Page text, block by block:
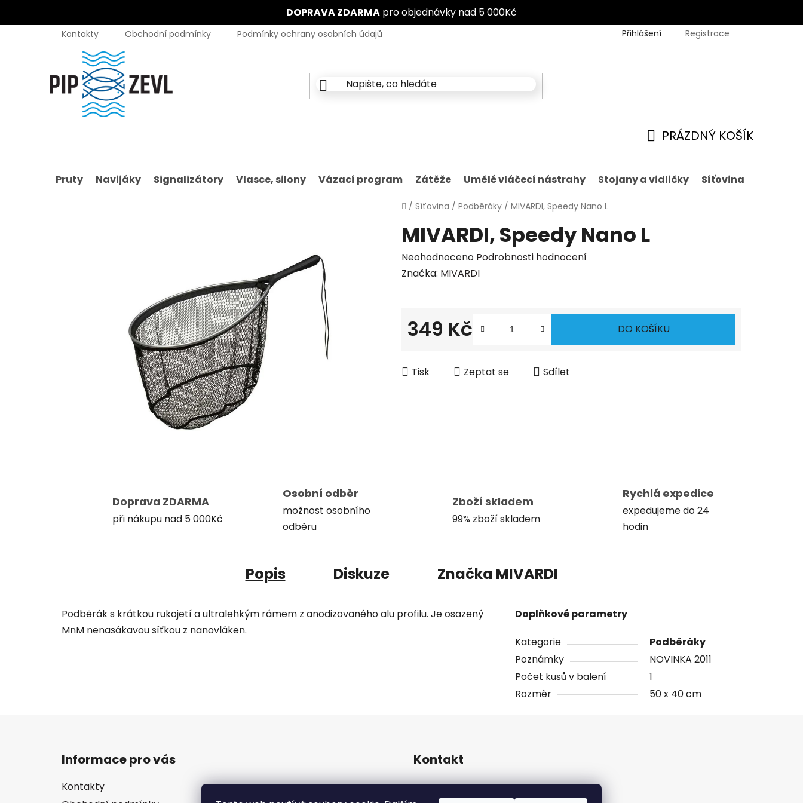
DOPRAVA ZDARMA pro objednávky nad 5 000Kč
Kontakty Obchodní podmínky Podmínky ochrany osobních údajů Přihlášení Registrace
KOŠÍK
PRÁZDNÝ KOŠÍK
Pruty Navijáky Signalizátory Vlasce, silony Vázací program Zátěže Umělé vláčecí nástrahy Stojany a vidličky Síťovina
Domů
/ Síťovina / Podběráky / MIVARDI, Speedy Nano L
MIVARDI, Speedy Nano L
Průměrné
hodnocení
0,0
hvězdiček.
Neohodnoceno Podrobnosti hodnocení
Značka: MIVARDI
349 Kč DO KOŠÍKU
Tisk Zeptat se Sdílet
Doprava ZDARMA
při nákupu nad 5 000Kč
Osobní odběr
možnost osobního
odběru
Zboží skladem
99% zboží skladem
Rychlá expedice
expedujeme do 24
hodin
Popis Diskuze Značka MIVARDI
Podběrák s krátkou rukojetí a ultralehkým rámem z anodizovaného alu profilu. Je osazený
MnM nenasákavou síťkou z nanovláken.
Doplňkové parametry
Kategorie
Podběráky
Poznámky
NOVINKA 2011
Počet kusů v balení
1
Rozměr
50 x 40 cm
Informace pro vás
Kontakty
Kontakt